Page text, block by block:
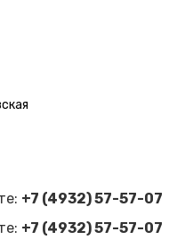
+7 (4932) 57-57-07
+7 (4932) 57-57-07